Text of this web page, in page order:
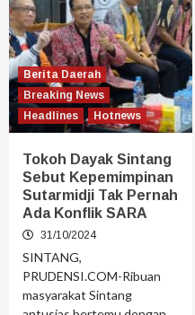
Berita Daerah
Breaking News
Headlines
Hotnews
Tokoh Dayak Sintang
Sebut Kepemimpinan
Sutarmidji Tak Pernah
Ada Konflik SARA
31/10/2024
SINTANG,
PRUDENSI.COM-Ribuan
masyarakat Sintang